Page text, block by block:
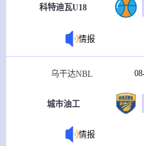
科特迪瓦U18
情报
乌干达NBL
城市油工
情报